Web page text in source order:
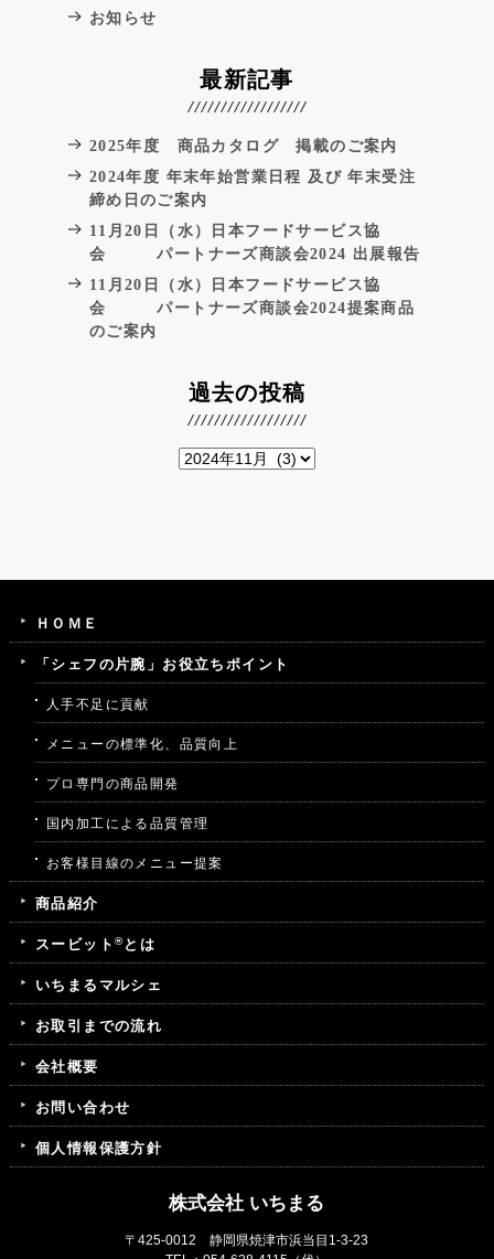
お知らせ
最新記事
2025年度 商品カタログ 掲載のご案内
2024年度 年末年始営業日程 及び 年末受注
締め日のご案内
11月20日（水）日本フードサービス協
会 パートナーズ商談会2024 出展報告
11月20日（水）日本フードサービス協
会 パートナーズ商談会2024提案商品
のご案内
過去の投稿
ＨＯＭＥ
「シェフの片腕」お役立ちポイント
人手不足に貢献
メニューの標準化、品質向上
プロ専門の商品開発
国内加工による品質管理
お客様目線のメニュー提案
商品紹介
スービット ®とは
いちまるマルシェ
お取引までの流れ
会社概要
お問い合わせ
個人情報保護方針
株式会社 いちまる
〒425-0012 静岡県焼津市浜当目1-3-23